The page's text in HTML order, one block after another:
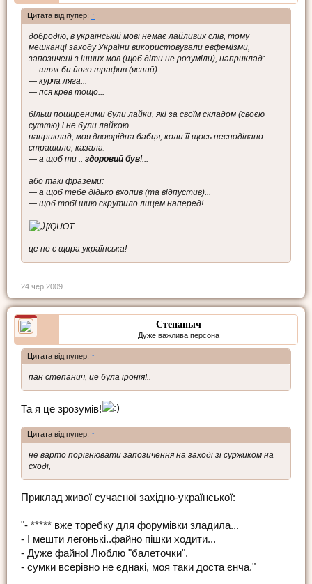
Цитата від пупер: ↑
добродію, в українській мові немає лайливих слів, тому
мешканці заходу України використовували евфемізми,
запозичені з інших мов (щоб діти не розуміли), наприклад:
— шляк би його трафив (ясний)...
— курча ляга...
— пся крев тощо...
більш поширеними були лайки, які за своїм складом (своєю
суттю) і не були лайкою...
наприклад, моя двоюрідна бабця, коли її щось несподівано
страшило, казала:
— а щоб ти .. здоровий був!...
або такі фраземи:
— а щоб тебе дідько вхопив (та відпустив)...
— щоб тобі шию скрутило лицем наперед!..
[/QUOT
це не є щира українська!
24 чер 2009
Степаныч
Дуже важлива персона
Цитата від пупер: ↑
пан степанич, це була іронія!..
Та я це зрозумів!
Цитата від пупер: ↑
не варто порівнювати запозичення на заході зі суржиком на
сході,
Приклад живої сучасної західно-української:
"- ***** вже торебку для форумівки зладила...
- І мешти легонькі..файно пішки ходити...
- Дуже файно! Люблю "балеточки".
- сумки всерівно не єднакі, моя таки доста єнча."